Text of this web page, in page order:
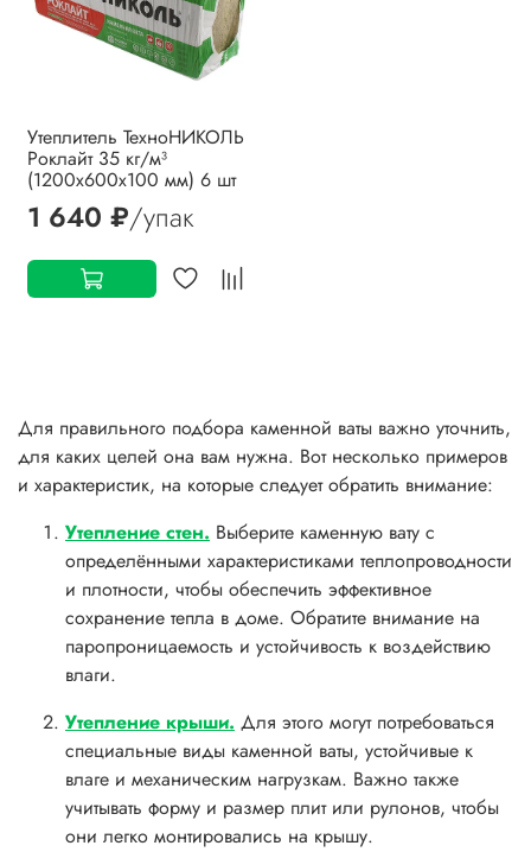
Утеплитель ТехноНИКОЛЬ
Роклайт 35 кг/м³
(1200х600х100 мм) 6 шт
1 640 ₽/упак
Для правильного подбора каменной ваты важно уточнить,
для каких целей она вам нужна. Вот несколько примеров
и характеристик, на которые следует обратить внимание:
Утепление стен. Выберите каменную вату с
определёнными характеристиками теплопроводности
и плотности, чтобы обеспечить эффективное
сохранение тепла в доме. Обратите внимание на
паропроницаемость и устойчивость к воздействию
влаги.
Утепление крыши. Для этого могут потребоваться
специальные виды каменной ваты, устойчивые к
влаге и механическим нагрузкам. Важно также
учитывать форму и размер плит или рулонов, чтобы
они легко монтировались на крышу.